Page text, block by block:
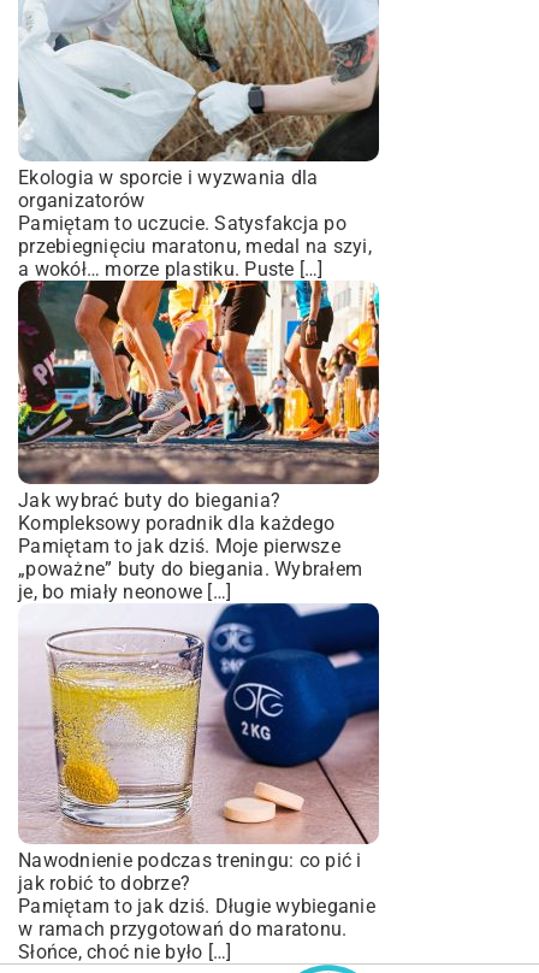
Ekologia w sporcie i wyzwania dla
organizatorów
Pamiętam to uczucie. Satysfakcja po
przebiegnięciu maratonu, medal na szyi,
a wokół… morze plastiku. Puste […]
Jak wybrać buty do biegania?
Kompleksowy poradnik dla każdego
Pamiętam to jak dziś. Moje pierwsze
„poważne” buty do biegania. Wybrałem
je, bo miały neonowe […]
Nawodnienie podczas treningu: co pić i
jak robić to dobrze?
Pamiętam to jak dziś. Długie wybieganie
w ramach przygotowań do maratonu.
Słońce, choć nie było […]